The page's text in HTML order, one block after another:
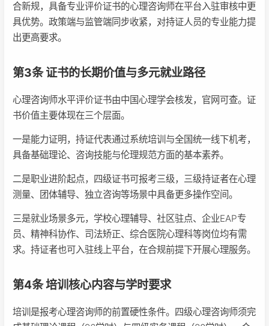
合新规，具备专业评价证书的心理咨询师在平台入驻审核中更
具优势。政策端与监管端同步收紧，对持证人员的专业能力提
出更高要求。
第3条 证书的长期价值与多元就业路径
心理咨询师水平评价证书由中国心理学会核发，官网可查。证
书价值主要体现在三个层面。
一是能力证明，持证代表通过系统培训与全国统一线下机考，
具备基础理论、咨询技能与伦理规范方面的基本素养。
二是职业进阶起点，四级证书可报考三级，三级持证者在心理
测量、团体辅导、独立咨询等场景中具备更多操作空间。
三是就业场景多元，学校心理辅导、社区驻点、企业EAP专
员、精神科协作、司法矫正、综合医院心理科等岗位均有需
求。持证者也可入驻线上平台，在合规前提下开展心理服务。
第4条 培训核心内容与学时要求
培训是报考心理咨询师的前置硬性条件。四级心理咨询师须完